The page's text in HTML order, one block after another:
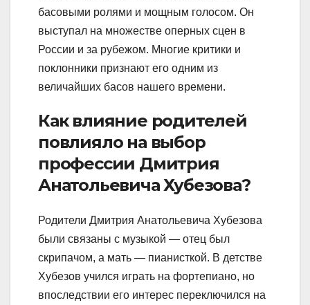
басовыми ролями и мощным голосом. Он
выступал на множестве оперных сцен в
России и за рубежом. Многие критики и
поклонники признают его одним из
величайших басов нашего времени.
Как влияние родителей
повлияло на выбор
профессии Дмитрия
Анатольевича Хубезова?
Родители Дмитрия Анатольевича Хубезова
были связаны с музыкой — отец был
скрипачом, а мать — пианисткой. В детстве
Хубезов учился играть на фортепиано, но
впоследствии его интерес переключился на